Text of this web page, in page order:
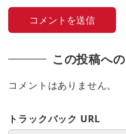
この投稿へ
コメントはありません。
トラックバック URL